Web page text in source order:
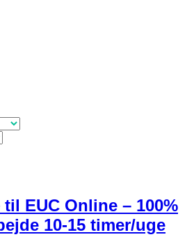
EUC Online – 100%
10-15 timer/uge